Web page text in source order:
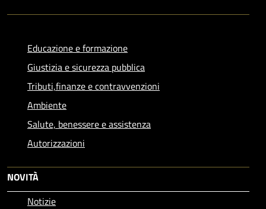
Educazione e formazione
Giustizia e sicurezza pubblica
Tributi,finanze e contravvenzioni
Ambiente
Salute, benessere e assistenza
Autorizzazioni
NOVITÀ
Notizie